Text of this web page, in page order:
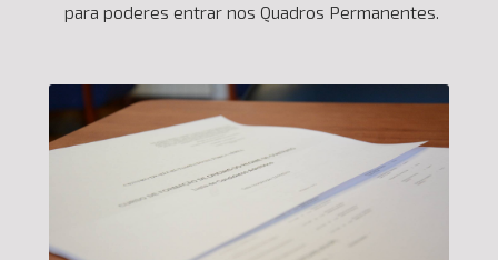
para poderes entrar nos Quadros Permanentes.